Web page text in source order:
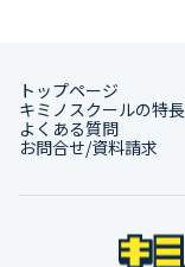
トップページ
キミノスクールの特長
よくある質問
お問合せ/資料請求